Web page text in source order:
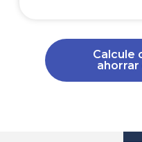
Calcule
ahorrar